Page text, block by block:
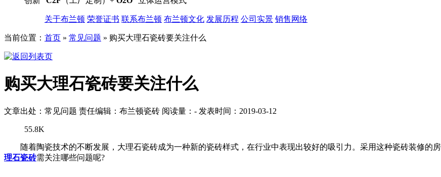
关于布兰顿 荣誉证书 联系布兰顿 布兰顿文化 发展历程 公司实景 销售网络
当前位置： 首页 » 常见问题 » 购买大理石瓷砖要关注什么
购买大理石瓷砖要关注什么
文章出处：常见问题 责任编辑：布兰顿瓷砖 阅读量： - 发表时间：2019-03-12
55.8K
随着陶瓷技术的不断发展，大理石瓷砖成为一种新的瓷砖样式，在行业中表现出较好的吸引力。采用这种瓷砖装修的
理石瓷砖需关注哪些问题呢?